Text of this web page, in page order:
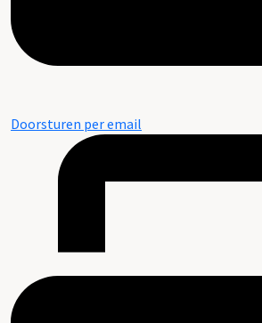
Doorsturen per email